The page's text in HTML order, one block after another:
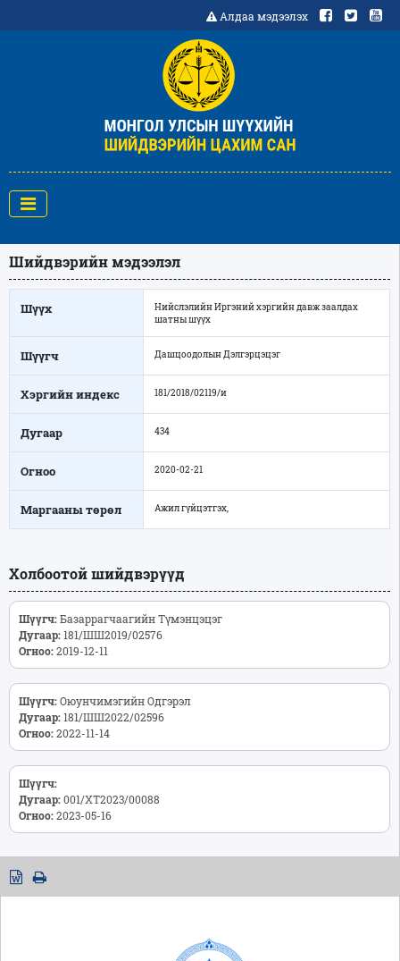
Алдаа мэдээлэх
Шийдвэрийн мэдээлэл
Шүүх
Нийслэлийн Иргэний хэргийн давж заалдах
шатны шүүх
Шүүгч Дашцоодолын Дэлгэрцэцэг
Хэргийн индекс 181/2018/02119/и
Дугаар 434
Огноо 2020-02-21
Маргааны төрөл Ажил гүйцэтгэх,
Холбоотой шийдвэрүүд
Шүүгч:Базаррагчаагийн Түмэнцэцэг
Дугаар:181/ШШ2019/02576
Огноо:2019-12-11
Шүүгч:Оюунчимэгийн Одгэрэл
Дугаар:181/ШШ2022/02596
Огноо:2022-11-14
Шүүгч:
Дугаар:001/ХТ2023/00088
Огноо:2023-05-16